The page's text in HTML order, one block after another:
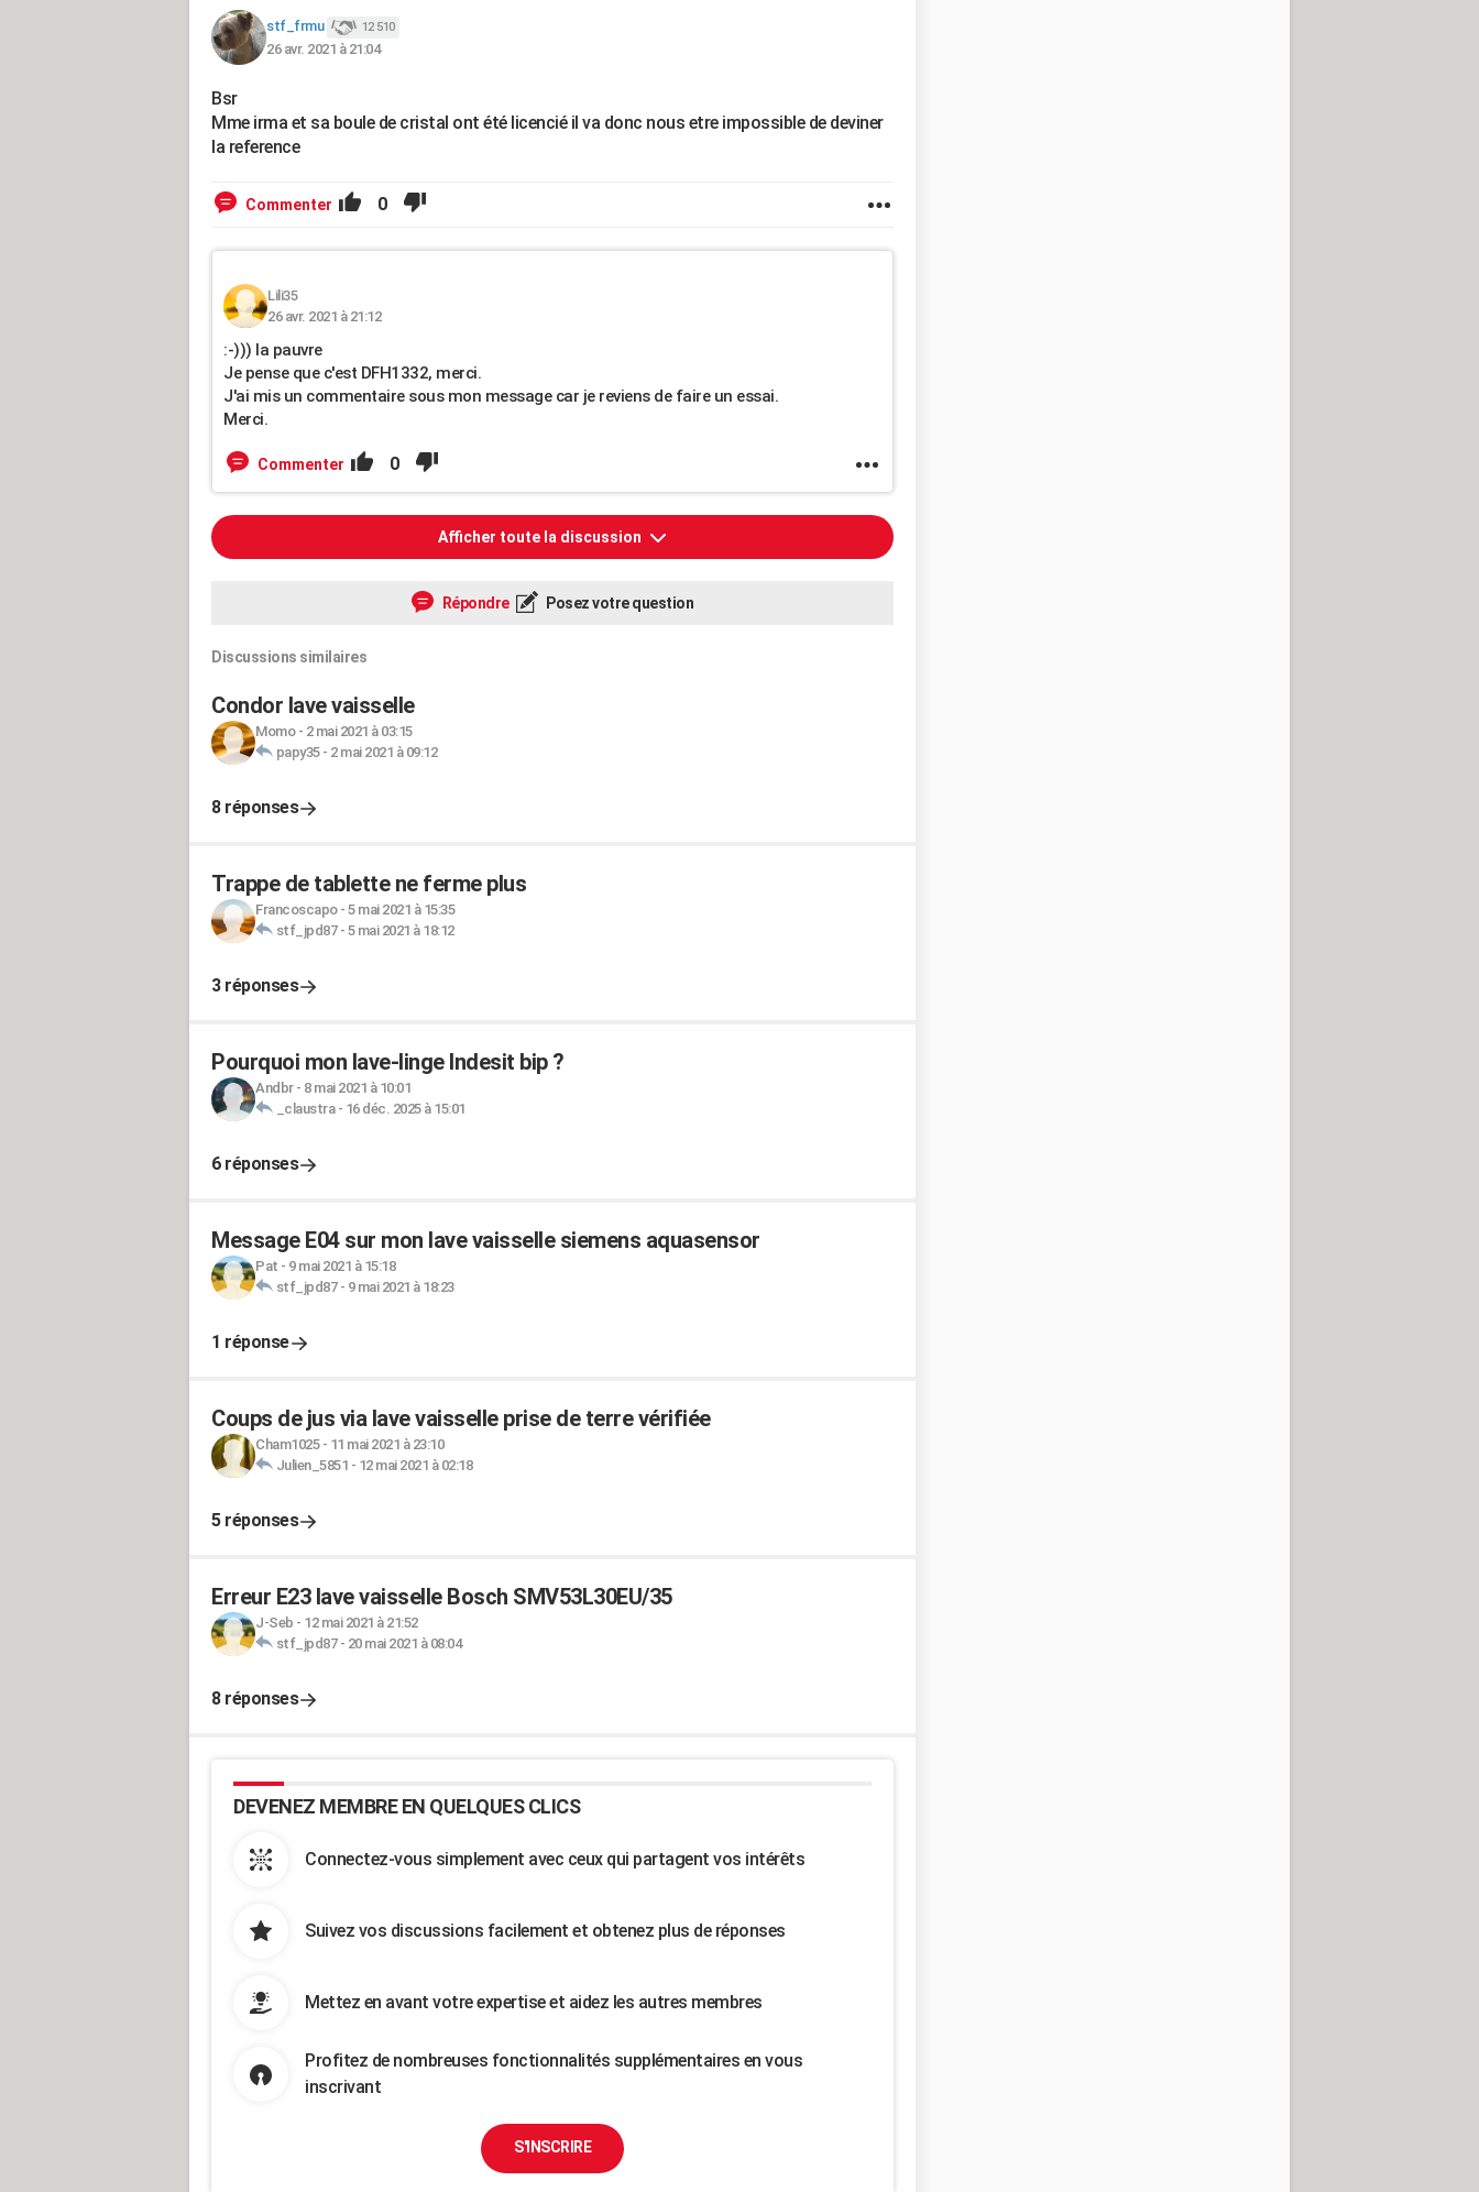
stf_frmu 12 510
26 avr. 2021 à 21:04
Bsr
Mme irma et sa boule de cristal ont été licencié il va donc nous etre impossible de deviner
la reference
Commenter 0
Lili35
26 avr. 2021 à 21:12
:-))) la pauvre
Je pense que c'est DFH1332, merci.
J'ai mis un commentaire sous mon message car je reviens de faire un essai.
Merci.
Commenter 0
Afficher toute la discussion
Répondre Posez votre question
Discussions similaires
Condor lave vaisselle
Momo- 2 mai 2021 à 03:15
papy35- 2 mai 2021 à 09:12
8 réponses
Trappe de tablette ne ferme plus
Francoscapo- 5 mai 2021 à 15:35
stf_jpd87- 5 mai 2021 à 18:12
3 réponses
Pourquoi mon lave-linge Indesit bip ?
Andbr- 8 mai 2021 à 10:01
_claustra- 16 déc. 2025 à 15:01
6 réponses
Message E04 sur mon lave vaisselle siemens aquasensor
Pat - 9 mai 2021 à 15:18
stf_jpd87- 9 mai 2021 à 18:23
1 réponse
Coups de jus via lave vaisselle prise de terre vérifiée
Cham1025- 11 mai 2021 à 23:10
Julien_5851 - 12 mai 2021 à 02:18
5 réponses
Erreur E23 lave vaisselle Bosch SMV53L30EU/35
J-Seb - 12 mai 2021 à 21:52
stf_jpd87- 20 mai 2021 à 08:04
8 réponses
DEVENEZ MEMBRE EN QUELQUES CLICS
Connectez-vous simplement avec ceux qui partagent vos intérêts
Suivez vos discussions facilement et obtenez plus de réponses
Mettez en avant votre expertise et aidez les autres membres
Profitez de nombreuses fonctionnalités supplémentaires en vous
inscrivant
S'INSCRIRE